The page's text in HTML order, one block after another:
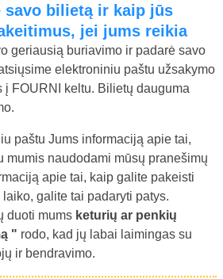
jei jums reikia
geriausią buriavimo ir padarė savo
elektroniniu paštu užsakymo
į FOURNI keltu. Bilietų dauguma
paštu Jums informaciją apie tai,
mumis naudodami mūsų pranešimų
apie tai, kaip galite pakeisti
galite tai padaryti patys.
duoti mums keturių ar penkių
" rodo, kad jų labai laimingas su
ir bendravimo.